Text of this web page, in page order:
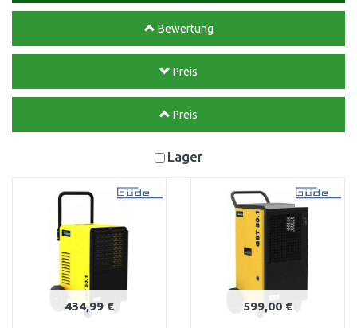
Bewertung
Preis
Preis
Lager
434,99 € 599,00 €